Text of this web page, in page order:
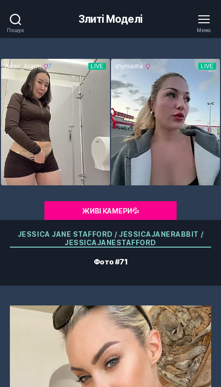
Пошук
Злиті Моделі
Меню
ЖИВІ КАМЕРИ💦
Категорії
JESSICA JANE STAFFORD / JESSICAJANERABBIT /
JESSICAJANESTAFFORD
Фото #71